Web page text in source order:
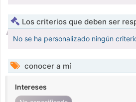
Los criterios que deben ser
No se ha personalizado ningún
conocer a mí
Intereses